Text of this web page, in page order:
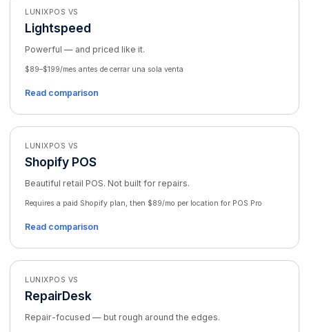
LUNIXPOS VS
Lightspeed
Powerful — and priced like it.
$89–$199/mes antes de cerrar una sola venta
Read comparison
LUNIXPOS VS
Shopify POS
Beautiful retail POS. Not built for repairs.
Requires a paid Shopify plan, then $89/mo per location for POS Pro
Read comparison
LUNIXPOS VS
RepairDesk
Repair-focused — but rough around the edges.